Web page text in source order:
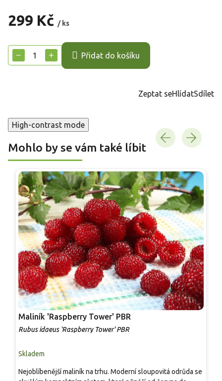
299 Kč / ks
cena:
+
− Přidat do košíku
Zeptat seHlídatSdílet
High-contrast mode
Mohlo by se vám také líbit
Maliník 'Raspberry Tower' PBR
Rubus idaeus 'Raspberry Tower' PBR
Skladem
Nejoblíbenější maliník na trhu. Moderní sloupovitá odrůda se